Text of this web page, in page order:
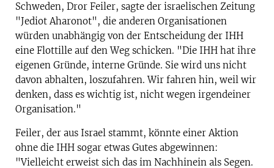
Schweden, Dror Feiler, sagte der israelischen Zeitung
"Jediot Aharonot", die anderen Organisationen
würden unabhängig von der Entscheidung der IHH
eine Flottille auf den Weg schicken. "Die IHH hat ihre
eigenen Gründe, interne Gründe. Sie wird uns nicht
davon abhalten, loszufahren. Wir fahren hin, weil wir
denken, dass es wichtig ist, nicht wegen irgendeiner
Organisation."
Feiler, der aus Israel stammt, könnte einer Aktion
ohne die IHH sogar etwas Gutes abgewinnen:
"Vielleicht erweist sich das im Nachhinein als Segen.